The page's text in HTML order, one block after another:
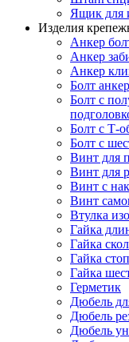
Ящик для
Изделия
Анкер
Анкер
Анкер
Болт
Болт с
Болт с Т-
Болт с
Винт для
Винт для
Винт с
Винт
Втулка
Гайка
Гайка
Гайка
Гайка
Герметик
Дюбель
Дюбель
Дюбель